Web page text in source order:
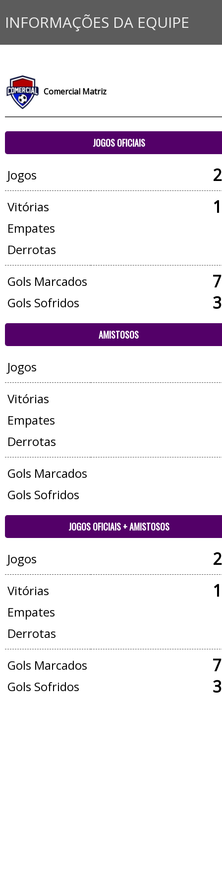
INFORMAÇÕES DA EQUIPE
Comercial Matriz
JOGOS OFICIAIS
Jogos
Vitórias
Empates
Derrotas
Gols Marcados
Gols Sofridos
AMISTOSOS
Jogos
Vitórias
Empates
Derrotas
Gols Marcados
Gols Sofridos
JOGOS OFICIAIS + AMISTOSOS
Jogos
Vitórias
Empates
Derrotas
Gols Marcados
Gols Sofridos